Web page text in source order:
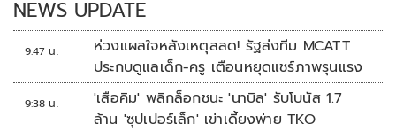
NEWS UPDATE
9:47 น.
ห่วงแผลใจหลังเหตุสลด! รัฐส่งทีม MCATT
ประกบดูแลเด็ก-ครู เตือนหยุดแชร์ภาพรุนแรง
9:38 น.
'เสือคิม' พลิกล็อกชนะ 'นาบิล' รับโบนัส 1.7
ล้าน 'ซุปเปอร์เล็ก' เข่าเดี้ยงพ่าย TKO